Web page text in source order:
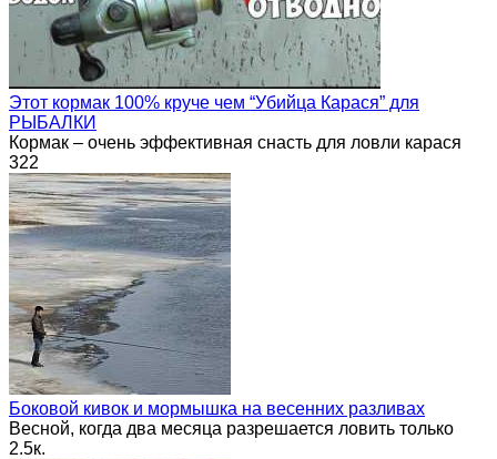
Этот кормак 100% круче чем “Убийца Карася” для
РЫБАЛКИ
Кормак – очень эффективная снасть для ловли карася
322
Боковой кивок и мормышка на весенних разливах
Весной, когда два месяца разрешается ловить только
2.5к.